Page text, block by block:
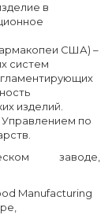
в
США) –
систем
изделий.
по
заводе,
Manufacturing